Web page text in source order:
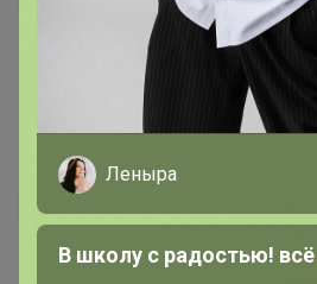
Регистрация
Войти с помощью
Леныра
В школу с радостью! всё